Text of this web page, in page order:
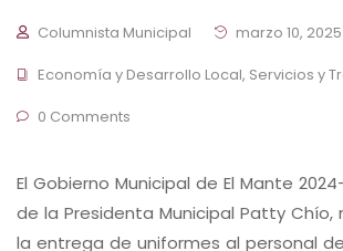
Columnista Municipal
marzo 10, 2025
Economía y Desarrollo Local, Servicios y
0 Comments
El Gobierno Municipal de El Mante
de la Presidenta Municipal Patty Chío,
la entrega de uniformes al personal